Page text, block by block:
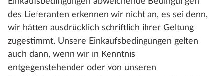
des Lieferanten erkennen wir nicht an, es sei denn,
wir hätten ausdrücklich schriftlich ihrer Geltung
zugestimmt. Unsere Einkaufsbedingungen gelten
auch dann, wenn wir in Kenntnis
entgegenstehender oder von unseren